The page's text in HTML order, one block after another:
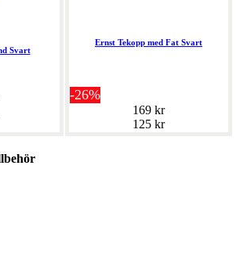
Svart
Ernst Tekopp med Fat Svart
-26%
169 kr
125 kr